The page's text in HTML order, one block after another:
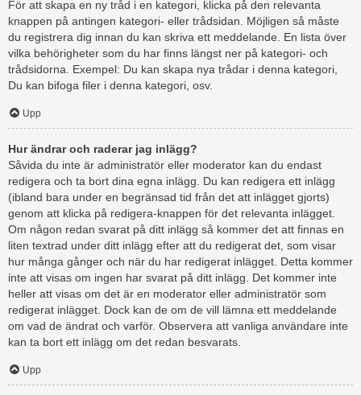
För att skapa en ny tråd i en kategori, klicka på den relevanta
knappen på antingen kategori- eller trådsidan. Möjligen så måste
du registrera dig innan du kan skriva ett meddelande. En lista över
vilka behörigheter som du har finns längst ner på kategori- och
trådsidorna. Exempel: Du kan skapa nya trådar i denna kategori,
Du kan bifoga filer i denna kategori, osv.
Upp
Hur ändrar och raderar jag inlägg?
Såvida du inte är administratör eller moderator kan du endast
redigera och ta bort dina egna inlägg. Du kan redigera ett inlägg
(ibland bara under en begränsad tid från det att inlägget gjorts)
genom att klicka på redigera-knappen för det relevanta inlägget.
Om någon redan svarat på ditt inlägg så kommer det att finnas en
liten textrad under ditt inlägg efter att du redigerat det, som visar
hur många gånger och när du har redigerat inlägget. Detta kommer
inte att visas om ingen har svarat på ditt inlägg. Det kommer inte
heller att visas om det är en moderator eller administratör som
redigerat inlägget. Dock kan de om de vill lämna ett meddelande
om vad de ändrat och varför. Observera att vanliga användare inte
kan ta bort ett inlägg om det redan besvarats.
Upp